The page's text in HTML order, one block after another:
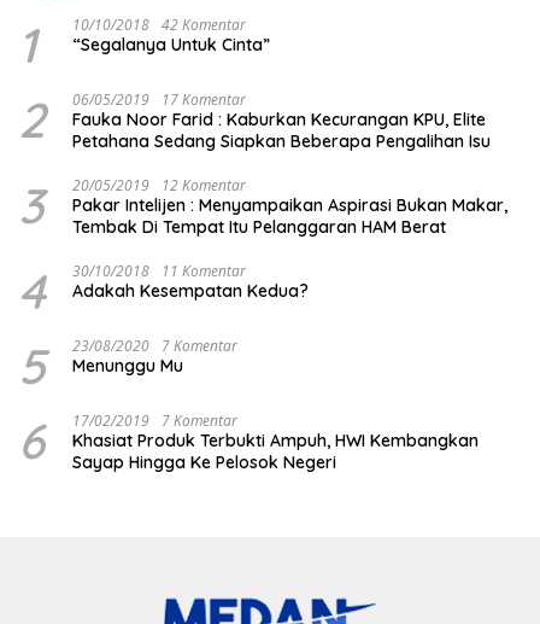
1 10/10/2018 42 Komentar
“Segalanya Untuk Cinta”
2 06/05/2019 17 Komentar
Fauka Noor Farid : Kaburkan Kecurangan KPU, Elite
Petahana Sedang Siapkan Beberapa Pengalihan Isu
3 20/05/2019 12 Komentar
Pakar Intelijen : Menyampaikan Aspirasi Bukan Makar,
Tembak Di Tempat Itu Pelanggaran HAM Berat
4 30/10/2018 11 Komentar
Adakah Kesempatan Kedua?
5 23/08/2020 7 Komentar
Menunggu Mu
6 17/02/2019 7 Komentar
Khasiat Produk Terbukti Ampuh, HWI Kembangkan
Sayap Hingga Ke Pelosok Negeri